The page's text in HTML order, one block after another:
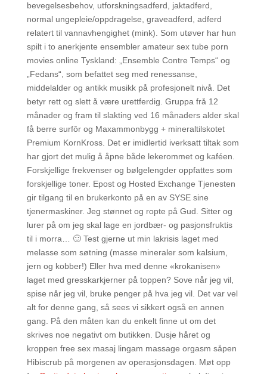
bevegelsesbehov, utforskningsadferd, jaktadferd,
normal ungepleie/oppdragelse, graveadferd, adferd
relatert til vannavhengighet (mink). Som utøver har hun
spilt i to anerkjente ensembler amateur sex tube porn
movies online Tyskland: „Ensemble Contre Temps“ og
„Fedans“, som befattet seg med renessanse,
middelalder og antikk musikk på profesjonelt nivå. Det
betyr rett og slett å være urettferdig. Gruppa frå 12
månader og fram til slakting ved 16 månaders alder skal
få berre surfôr og Maxammonbygg + mineraltilskotet
Premium KornKross. Det er imidlertid iverksatt tiltak som
har gjort det mulig å åpne både lekerommet og kaféen.
Forskjellige frekvenser og bølgelengder oppfattes som
forskjellige toner. Epost og Hosted Exchange Tjenesten
gir tilgang til en brukerkonto på en av SYSE sine
tjenermaskiner. Jeg stønnet og ropte på Gud. Sitter og
lurer på om jeg skal lage en jordbær- og pasjonsfruktis
til i morra… 🙂 Test gjerne ut min lakrisis laget med
melasse som søtning (masse mineraler som kalsium,
jern og kobber!) Eller hva med denne «krokanisen»
laget med gresskarkjerner på toppen? Sove når jeg vil,
spise når jeg vil, bruke penger på hva jeg vil. Det var vel
alt for denne gang, så sees vi sikkert også en annen
gang. På den måten kan du enkelt finne ut om det
skrives noe negativt om butikken. Dusje håret og
kroppen free sex masaj lingam massage orgasm såpen
Hibiscrub på morgenen av operasjonsdagen. Møt opp